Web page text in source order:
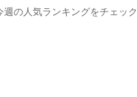
週の人気ランキングをチェック